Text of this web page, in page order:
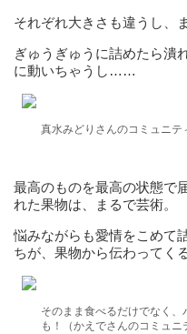
それぞれ大きさも違うし、
ぎゅうぎゅうに詰めたら潰
に動いちゃうし……
真水みどりさんのコミュニテ
最高のものを最高の状態で
れた果物は、まるで芸術。
悩みながらも愛情をこめて
ちが、果物から伝わってく
そのまま食べるだけでなく
も！（かえでさんのコミュニ